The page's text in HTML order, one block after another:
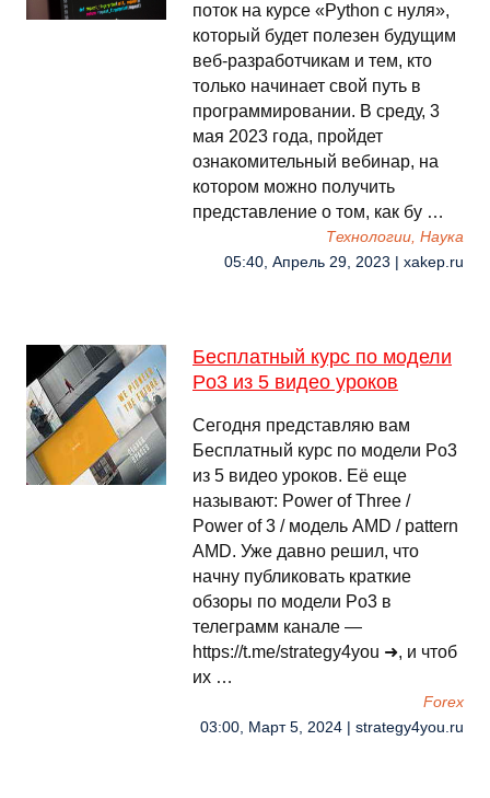
поток на курсе «Python с нуля»,
который будет полезен будущим
веб-разработчикам и тем, кто
только начинает свой путь в
программировании. В среду, 3
мая 2023 года, пройдет
ознакомительный вебинар, на
котором можно получить
представление о том, как бу …
Технологии, Наука
05:40, Апрель 29, 2023 | xakep.ru
Бесплатный курс по модели
Po3 из 5 видео уроков
Сегодня представляю вам
Бесплатный курс по модели Po3
из 5 видео уроков. Её еще
называют: Power of Three /
Power of 3 / модель AMD / pattern
AMD. Уже давно решил, что
начну публиковать краткие
обзоры по модели Po3 в
телеграмм канале —
https://t.me/strategy4you ➜, и чтоб
их …
Forex
03:00, Март 5, 2024 | strategy4you.ru